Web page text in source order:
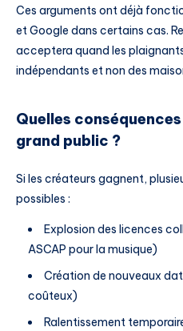
Ces arguments ont déjà
et Google dans certains cas.
acceptera quand les
indépendants et non des
Quelles
grand public ?
Si les créateurs gagnent,
possibles :
Explosion des licences
ASCAP pour la musique)
Création de nouveaux
coûteux)
Ralentissement